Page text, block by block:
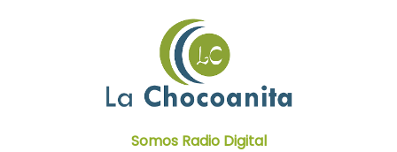
Somos Radio Digital